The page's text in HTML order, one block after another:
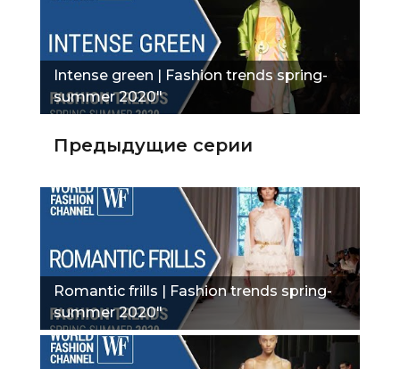
Intense green | Fashion trends spring-
summer 2020"
Предыдущие серии
Romantic frills | Fashion trends spring-
summer 2020"